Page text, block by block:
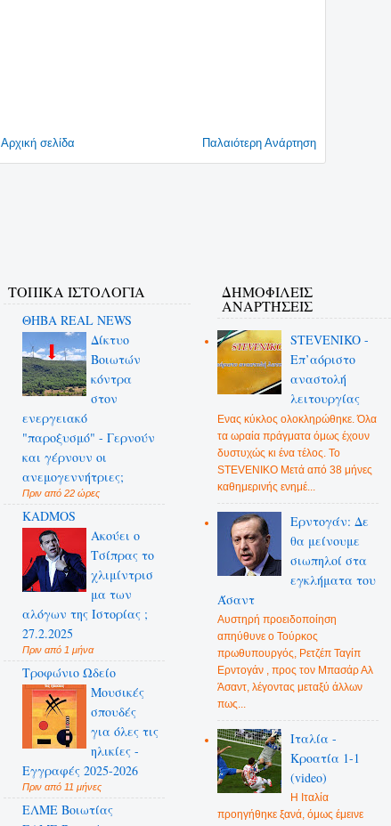
Παλαιότερη Ανάρτηση
Αρχική σελίδα
ΤΟΠΙΚΑ ΙΣΤΟΛΟΓΙΑ
ΘΗΒΑ REAL NEWS
Δίκτυο
Βοιωτών
κόντρα
στον
ενεργειακό
"παροξυσμό" - Γερνούν
και γέρνουν οι
ανεμογεννήτριες;
Πριν από 22 ώρες
KADMOS
Ακούει ο
Τσίπρας το
χλιμίντρισ
μα των
αλόγων της Ιστορίας ;
27.2.2025
Πριν από 1 μήνα
Τροφώνιο Ωδείο
Mουσικές
σπουδές
για όλες τις
ηλικίες -
Εγγραφές 2025-2026
Πριν από 11 μήνες
ΕΛΜΕ Βοιωτίας
ΔΗΜΟΦΙΛΕΊΣ
ΑΝΑΡΤΉΣΕΙΣ
STEVENIKO -
Επ’αόριστο
αναστολή
λειτουργίας
Ενας κύκλος ολοκληρώθηκε. Όλα
τα ωραία πράγματα όμως έχουν
δυστυχώς κι ένα τέλος. Το
STEVENIKO Μετά από 38 μήνες
καθημερινής ενημέ...
Ερντογάν: Δε
θα μείνουμε
σιωπηλοί στα
εγκλήματα του
Άσαντ
Αυστηρή προειδοποίηση
απηύθυνε ο Τούρκος
πρωθυπουργός, Ρετζέπ Ταγίπ
Ερντογάν , προς τον Μπασάρ Αλ
Άσαντ, λέγοντας μεταξύ άλλων
πως...
Ιταλία -
Κροατία 1-1
(video)
Η Ιταλία
προηγήθηκε ξανά, όμως έμεινε